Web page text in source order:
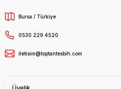
Bursa / Türkiye
0530 229 4520
iletisim@toptantesbih.com